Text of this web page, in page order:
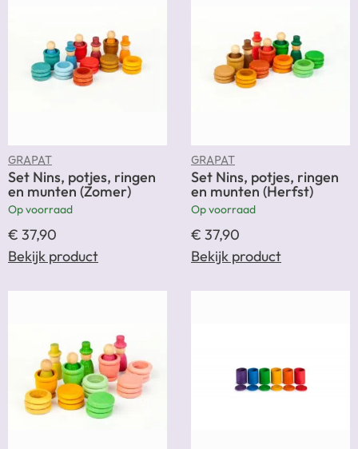
GRAPAT
Set Nins, potjes, ringen
en munten (Zomer)
Op voorraad
€ 37,90
Bekijk product
GRAPAT
Set Nins, potjes, ringen
en munten (Herfst)
Op voorraad
€ 37,90
Bekijk product